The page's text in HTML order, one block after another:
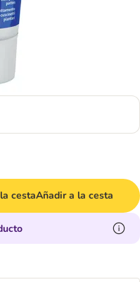
cestaAñadir a la cesta